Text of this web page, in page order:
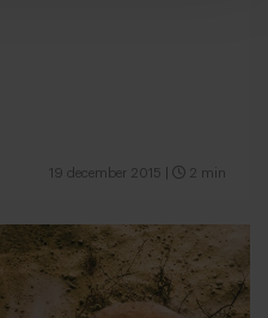
19 december 2015 2 min